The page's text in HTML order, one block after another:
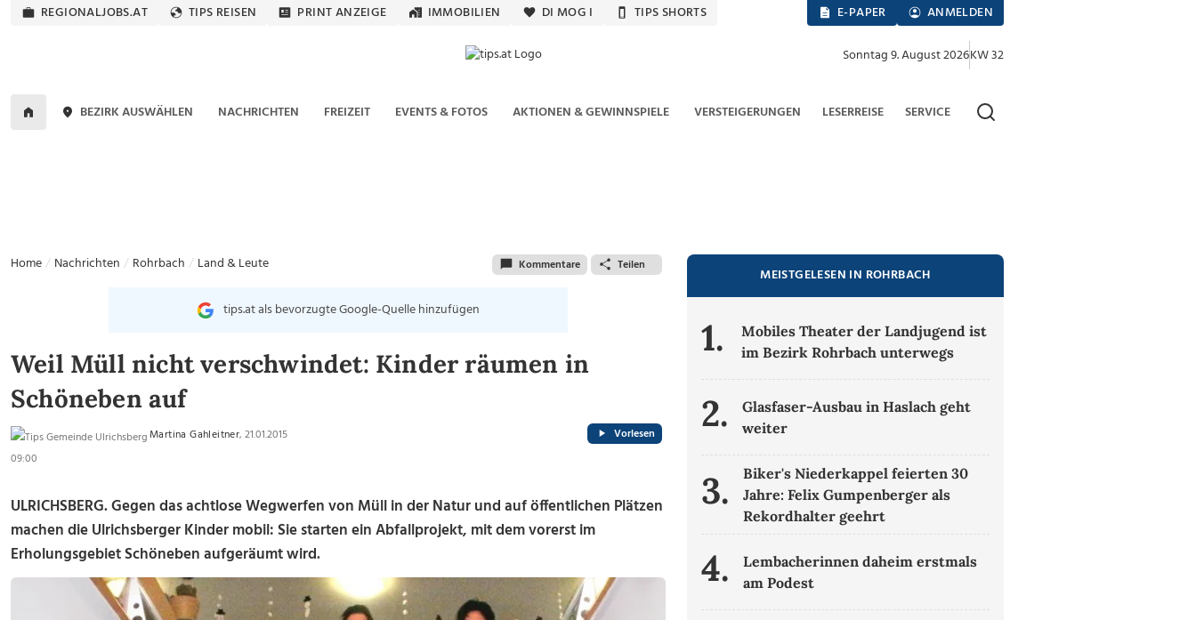
REGIONALJOBS.AT TIPS REISEN PRINT ANZEIGE IMMOBILIEN DI MOG I TIPS SHORTS E-PAPER ANMELDEN
Sonntag 9. August 2026KW 32
BEZIRK AUSWÄHLEN NACHRICHTEN FREIZEIT EVENTS & FOTOS AKTIONEN & GEWINNSPIELE VERSTEIGERUNGEN LESERREISE SERVICE
Home Nachrichten Rohrbach Land & Leute Kommentare Teilen
tips.at als bevorzugte Google-Quelle hinzufügen
Weil Müll nicht verschwindet: Kinder räumen in
Schöneben auf
Martina Gahleitner, 21.01.2015
09:00
Vorlesen
ULRICHSBERG. Gegen das achtlose Wegwerfen von Müll in der Natur und auf öffentlichen Plätzen
machen die Ulrichsberger Kinder mobil: Sie starten ein Abfallprojekt, mit dem vorerst im
Erholungsgebiet Schöneben aufgeräumt wird.
MEISTGELESEN IN ROHRBACH
1.
Mobiles Theater der Landjugend ist
im Bezirk Rohrbach unterwegs
2.
Glasfaser-Ausbau in Haslach geht
weiter
3.
Biker's Niederkappel feierten 30
Jahre: Felix Gumpenberger als
Rekordhalter geehrt
4.
Lembacherinnen daheim erstmals
am Podest